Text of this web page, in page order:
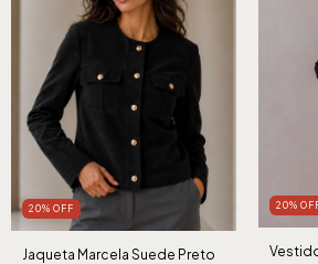
20% OFF
Jaqueta Marcela Suede Preto
20%